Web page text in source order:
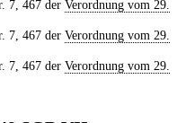
7, 467 der Verordnung vom 29.
7, 467 der Verordnung vom 29.
7, 467 der Verordnung vom 29.